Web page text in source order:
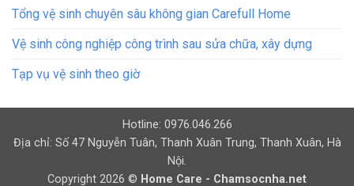
Tổng vệ sinh chuyên sâu không gian Carefull Home
Vệ sinh công nghiệp công trình sau sửa chữa, xây dựng
Tạp vụ vệ sinh theo giờ
Hotline: 0976.046.266
Địa chỉ: Số 47 Nguyễn Tuân, Thanh Xuân Trung, Thanh Xuân, Hà
Nội.
Copyright 2026 © Home Care - Chamsocnha.net